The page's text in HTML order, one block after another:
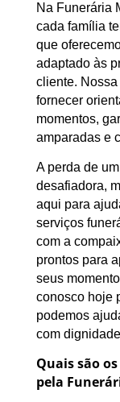
Na Funerária
cada família
que
adaptado às
cliente.
fornecer
momentos,
amparadas e
A perda de
desafiadora,
aqui para
serviços
com a
prontos para
seus
conosco hoje
podemos
com
Quais são
pela